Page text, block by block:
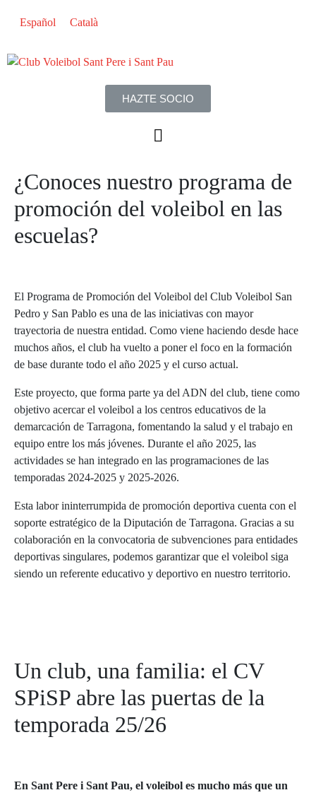
Español Català
HAZTE SOCIO
¿Conoces nuestro programa de
promoción del voleibol en las
escuelas?
El Programa de Promoción del Voleibol del Club Voleibol San
Pedro y San Pablo es una de las iniciativas con mayor
trayectoria de nuestra entidad. Como viene haciendo desde hace
muchos años, el club ha vuelto a poner el foco en la formación
de base durante todo el año 2025 y el curso actual.
Este proyecto, que forma parte ya del ADN del club, tiene como
objetivo acercar el voleibol a los centros educativos de la
demarcación de Tarragona, fomentando la salud y el trabajo en
equipo entre los más jóvenes. Durante el año 2025, las
actividades se han integrado en las programaciones de las
temporadas 2024-2025 y 2025-2026.
Esta labor ininterrumpida de promoción deportiva cuenta con el
soporte estratégico de la Diputación de Tarragona. Gracias a su
colaboración en la convocatoria de subvenciones para entidades
deportivas singulares, podemos garantizar que el voleibol siga
siendo un referente educativo y deportivo en nuestro territorio.
Un club, una familia: el CV
SPiSP abre las puertas de la
temporada 25/26
En Sant Pere i Sant Pau, el voleibol es mucho más que un